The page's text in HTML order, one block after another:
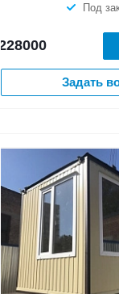
Под
228000
Задать